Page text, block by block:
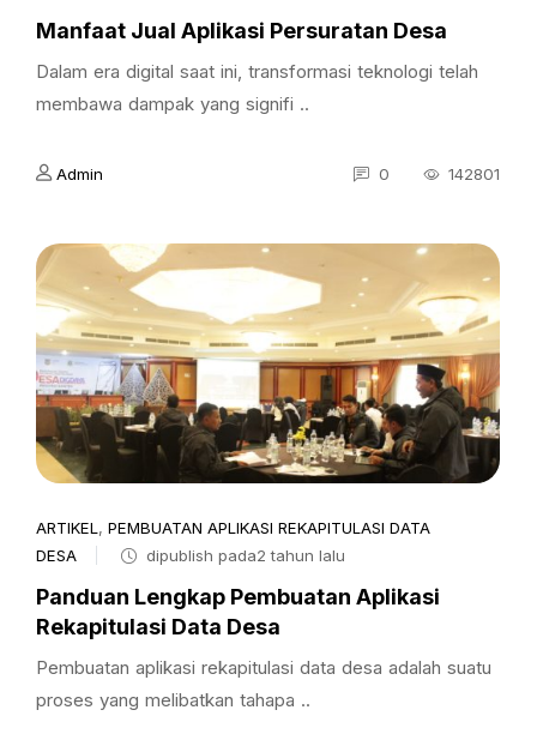
Manfaat Jual Aplikasi Persuratan Desa
Dalam era digital saat ini, transformasi teknologi telah
membawa dampak yang signifi ..
Admin 0 142801
ARTIKEL , PEMBUATAN APLIKASI REKAPITULASI DATA
DESA
dipublish pada2 tahun lalu
Panduan Lengkap Pembuatan Aplikasi
Rekapitulasi Data Desa
Pembuatan aplikasi rekapitulasi data desa adalah suatu
proses yang melibatkan tahapa ..